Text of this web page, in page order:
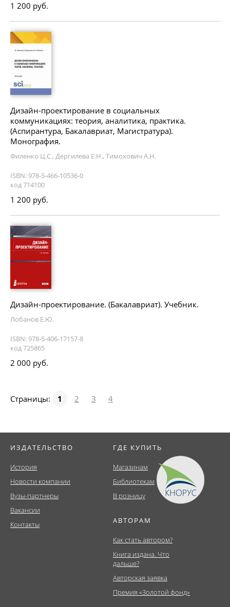
1 200 руб.
Дизайн-проектирование в социальных
коммуникациях: теория, аналитика, практика.
(Аспирантура, Бакалавриат, Магистратура).
Монография.
Филенко Ц.С., Дергилева Е.Н., Тимохович А.Н.
ISBN: 978-5-466-10536-0
код 714100
1 200 руб.
Дизайн-проектирование. (Бакалавриат). Учебник.
Лобанов Е.Ю.
ISBN: 978-5-406-17157-8
код 725865
2 000 руб.
Страницы: 1 2 3 4
ИЗДАТЕЛЬСТВО
История
Новости компании
Вузы-партнеры
Вакансии
Контакты
ГДЕ КУПИТЬ
Магазинам
Библиотекам
В розницу
АВТОРАМ
Как стать автором?
Книга издана. Что
дальше?
Авторская заявка
Премия «Золотой фонд»